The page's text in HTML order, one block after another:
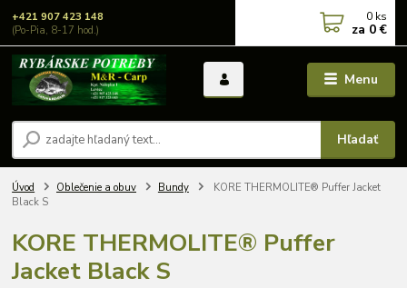
Menu
Hľadať
+421 907 423 148
(Po-Pia, 8-17 hod.)
0 ks
za 0 €
Úvod Oblečenie a obuv Bundy
KORE THERMOLITE® Puffer Jacket
Black S
KORE THERMOLITE® Puffer
Jacket Black S